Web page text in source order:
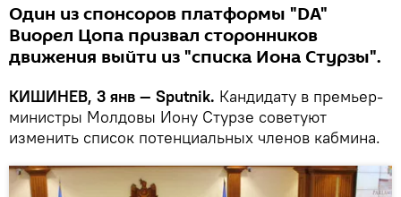
Один из спонсоров платформы "DA"
Виорел Цопа призвал сторонников
движения выйти из "списка Иона Стурзы".
КИШИНЕВ, 3 янв — Sputnik. Кандидату в премьер-
министры Молдовы Иону Стурзе советуют
изменить список потенциальных членов кабмина.